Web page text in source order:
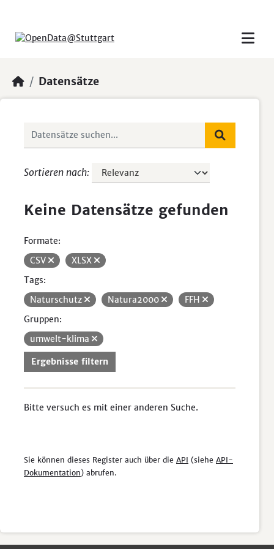
Datensätze
Sortieren nach
Keine Datensätze gefunden
Formate:
CSV
XLSX
Tags:
Naturschutz
Natura2000
FFH
Gruppen:
umwelt-klima
Ergebnisse filtern
Bitte versuch es mit einer anderen Suche.
Sie können dieses Register auch über die API (siehe API-
Dokumentation) abrufen.